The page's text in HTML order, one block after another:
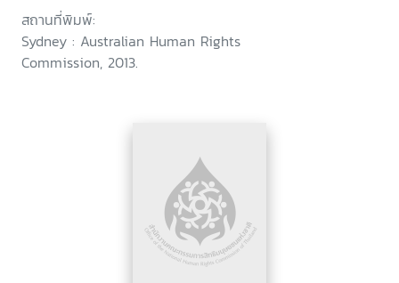
สถานที่พิมพ์:
Sydney : Australian Human Rights
Commission, 2013.